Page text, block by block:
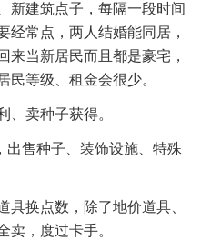
新建筑点子，每隔一段时间
经常点，两人结婚能同居，
来当新居民而且都是豪宅，
民等级、租金会很少。
、卖种子获得。
出售种子、装饰设施、特殊
具换点数，除了地价道具、
卖，度过卡手。